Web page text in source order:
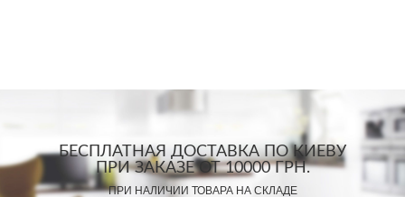
БЕСПЛАТНАЯ ДОСТАВКА ПО КИЕВУ
ПРИ ЗАКАЗЕ ОТ 10000 ГРН.
ПРИ НАЛИЧИИ ТОВАРА НА СКЛАДЕ